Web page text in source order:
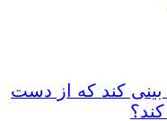
بینی کند که از دست